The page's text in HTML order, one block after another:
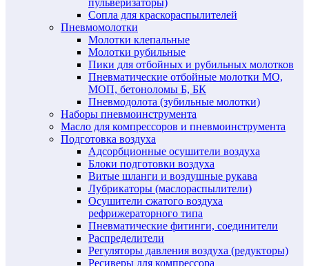
пульверизаторы)
Сопла для краскораспылителей
Пневмомолотки
Молотки клепальные
Молотки рубильные
Пики для отбойных и рубильных молотков
Пневматические отбойные молотки МО,
МОП, бетоноломы Б, БК
Пневмодолота (зубильные молотки)
Наборы пневмоинструмента
Масло для компрессоров и пневмоинструмента
Подготовка воздуха
Адсорбционные осушители воздуха
Блоки подготовки воздуха
Витые шланги и воздушные рукава
Лубрикаторы (маслораспылители)
Осушители сжатого воздуха
рефрижераторного типа
Пневматические фитинги, соединители
Распределители
Регуляторы давления воздуха (редукторы)
Ресиверы для компрессора